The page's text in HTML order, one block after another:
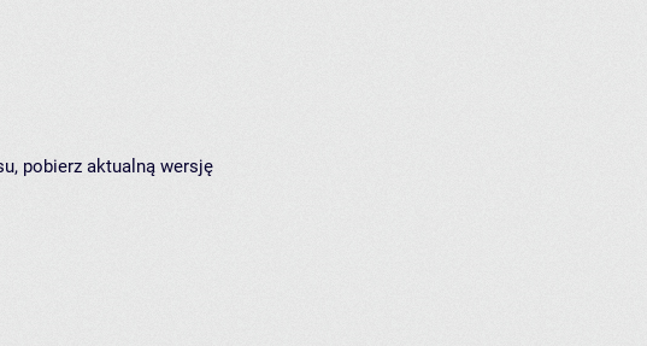
pobierz aktualną wersję